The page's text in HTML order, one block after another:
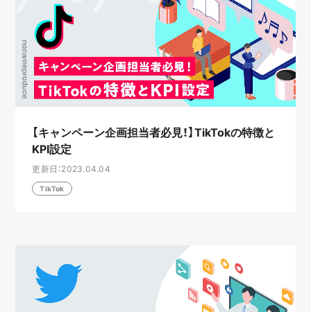
【キャンペーン企画担当者必見！】TikTokの特徴と
KPI設定
更新日：2023.04.04
TikTok